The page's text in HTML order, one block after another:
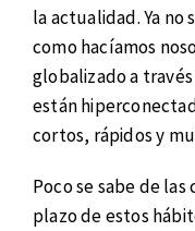
la actualidad. Ya no
como hacíamos
globalizado a
están
cortos, rápidos y
Poco se sabe de
plazo de estos